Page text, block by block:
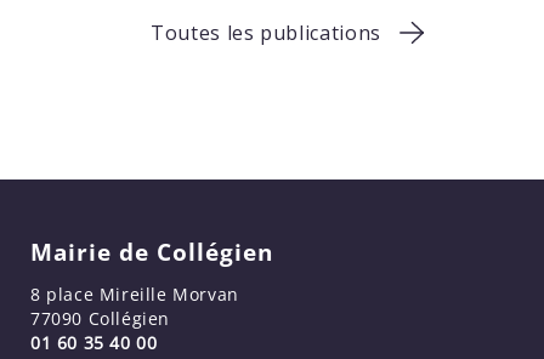
Toutes les publications
Mairie de Collégien
8 place Mireille Morvan
77090 Collégien
01 60 35 40 00